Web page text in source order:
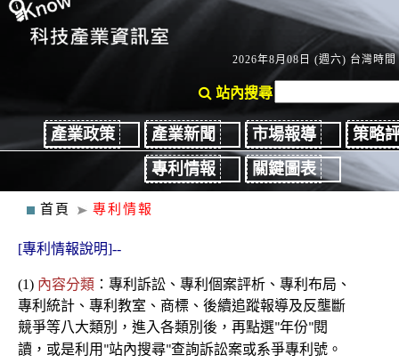
2026年8月08日 (週六) 台灣時間
站內搜尋
產業政策 產業新聞 市場報導
策略
專利情報
關鍵圖表
首頁 專利情報
[專利情報說明]--
(1) 內容分類 ： 專利 訴訟、 專利個案評析、專利布局、
專利統計、專利教室 、商標、後續追蹤報導及反壟斷
競爭等八大類別，進入各類別後 ，再點選"年份"閱
讀，或是利用 "站內搜尋"查詢訴訟案或系爭專利號。